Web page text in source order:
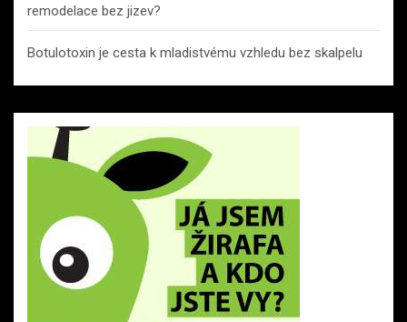
remodelace bez jizev?
Botulotoxin je cesta k mladistvému vzhledu bez skalpelu